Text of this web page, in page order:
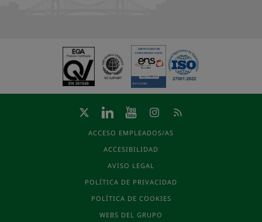
ACCESO EMPLEADOS/AS
ACCESIBILIDAD
AVISO LEGAL
POLÍTICA DE PRIVACIDAD
POLÍTICA DE COOKIES
WEBS DEL GRUPO